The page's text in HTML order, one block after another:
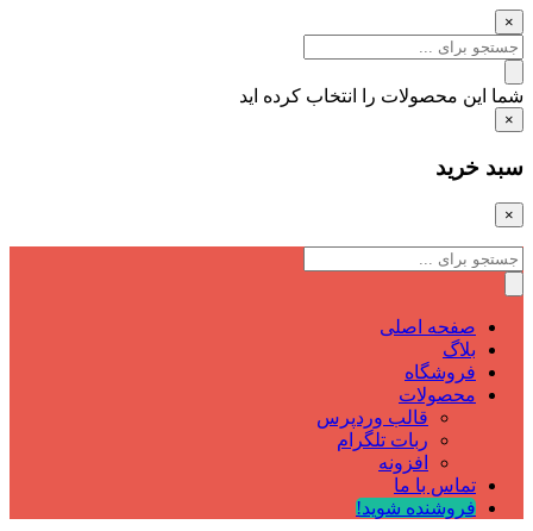
×
شما این محصولات را انتخاب کرده اید
×
سبد خرید
×
صفحه اصلی
بلاگ
فروشگاه
محصولات
قالب وردپرس
ربات تلگرام
افزونه
تماس با ما
فروشنده شوید!